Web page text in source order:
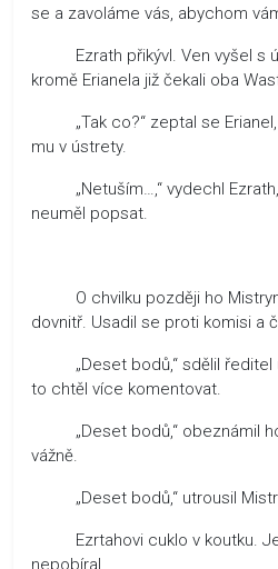
se a zavoláme vás, abychom
Ezrath přikývl. Ven vyšel s
kromě Erianela již čekali oba
„Tak co?“ zeptal se Erianel,
mu v ústrety.
„Netuším…,“ vydechl Ezrath,
neuměl popsat.
O chvilku později ho
dovnitř. Usadil se proti komisi a
„Deset bodů,“ sdělil ředitel
to chtěl více komentovat.
„Deset bodů,“ obeznámil ho
vážně.
„Deset bodů,“ utrousil Mistr
Ezrtahovi cuklo v koutku.
nepobíral.